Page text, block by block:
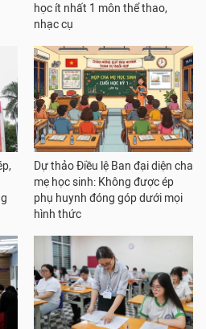
học ít nhất 1 môn thể thao,
nhạc cụ
Dự thảo Điều lệ Ban đại diện cha
mẹ học sinh: Không được ép
phụ huynh đóng góp dưới mọi
hình thức